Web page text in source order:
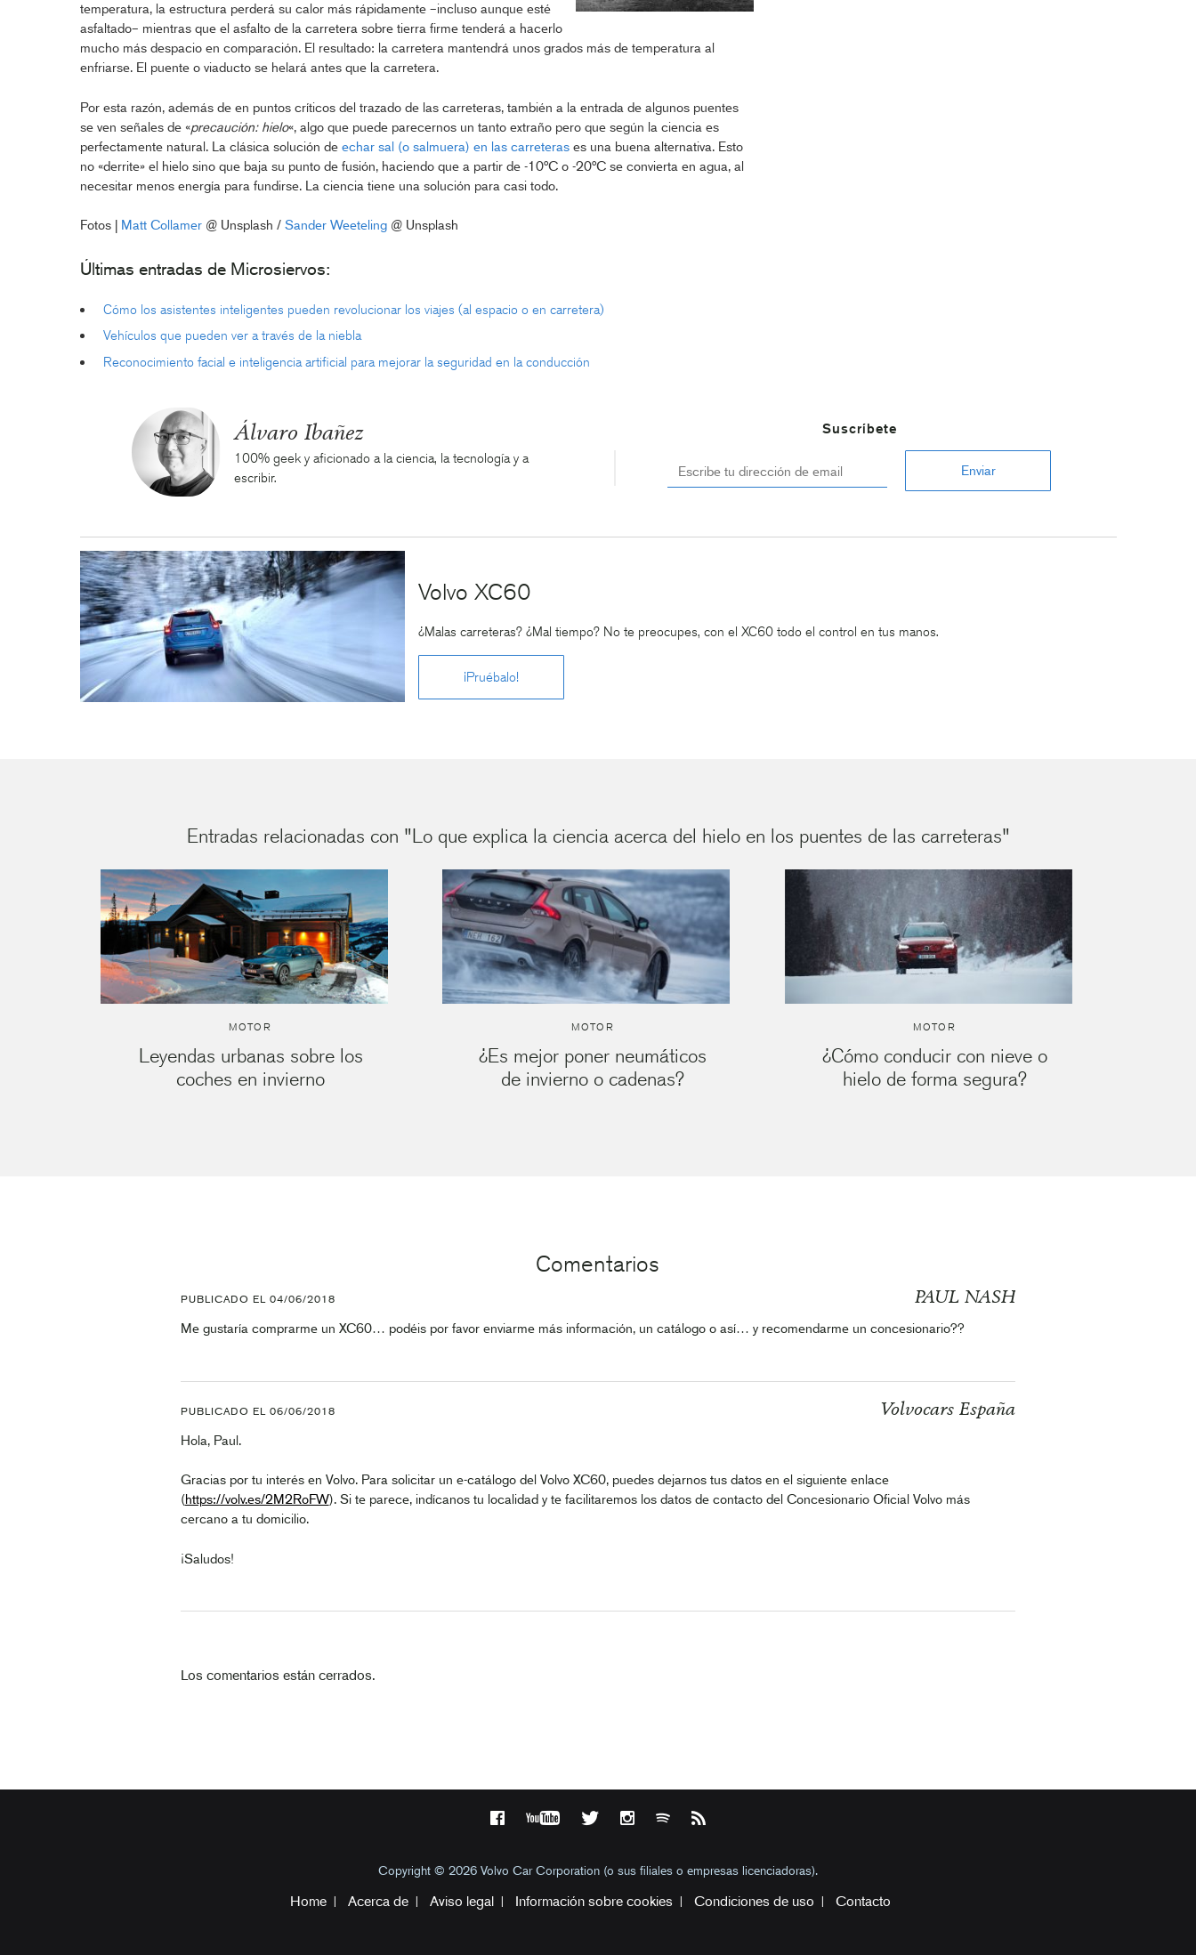
temperatura, la estructura perderá su calor más rápidamente –incluso aunque esté
asfaltado– mientras que el asfalto de la carretera sobre tierra firme tenderá a hacerlo
mucho más despacio en comparación. El resultado: la carretera mantendrá unos grados más de temperatura al
enfriarse. El puente o viaducto se helará antes que la carretera.
Por esta razón, además de en puntos críticos del trazado de las carreteras, también a la entrada de algunos puentes
se ven señales de «precaución: hielo«, algo que puede parecernos un tanto extraño pero que según la ciencia es
perfectamente natural. La clásica solución de echar sal (o salmuera) en las carreterases una buena alternativa. Esto
no «derrite» el hielo sino que baja su punto de fusión, haciendo que a partir de -10°C o -20°C se convierta en agua, al
necesitar menos energía para fundirse. La ciencia tiene una solución para casi todo.
Fotos | Matt Collamer@ Unsplash / Sander Weeteling@ Unsplash
Últimas entradas de Microsiervos:
Cómo los asistentes inteligentes pueden revolucionar los viajes (al espacio o en carretera)
Vehículos que pueden ver a través de la niebla
Reconocimiento facial e inteligencia artificial para mejorar la seguridad en la conducción
Álvaro Ibañez
100% geek y aficionado a la ciencia, la tecnología y a
escribir.
Suscríbete
Volvo XC60
¿Malas carreteras? ¿Mal tiempo? No te preocupes, con el XC60 todo el control en tus manos.
¡Pruébalo!
Entradas relacionadas con "Lo que explica la ciencia acerca del hielo en los puentes de las carreteras"
MOTOR
Leyendas urbanas sobre los
coches en invierno
MOTOR
¿Es mejor poner neumáticos
de invierno o cadenas?
MOTOR
¿Cómo conducir con nieve o
hielo de forma segura?
Comentarios
PUBLICADO EL 04/06/2018 PAUL NASH
Me gustaría comprarme un XC60… podéis por favor enviarme más información, un catálogo o así… y recomendarme un concesionario??
PUBLICADO EL 06/06/2018 Volvocars España
Hola, Paul.
Gracias por tu interés en Volvo. Para solicitar un e-catálogo del Volvo XC60, puedes dejarnos tus datos en el siguiente enlace
(https://volv.es/2M2RoFW). Si te parece, indícanos tu localidad y te facilitaremos los datos de contacto del Concesionario Oficial Volvo más
cercano a tu domicilio.
¡Saludos!
Los comentarios están cerrados.
Copyright © 2026 Volvo Car Corporation (o sus filiales o empresas licenciadoras).
Home Acerca de Aviso legal Información sobre cookies Condiciones de uso Contacto